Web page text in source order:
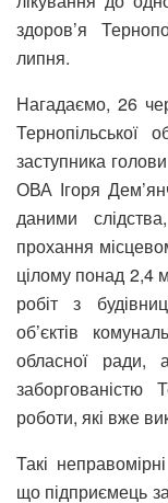
здоров’я
липня.
Нагадаємо, 26
Тернопільської
заступника
ОВА Ігоря
даними
прохання
цілому понад 2,4
робіт з
об’єктів
обласної ради,
роботи, які вже
Такі
що підприємець